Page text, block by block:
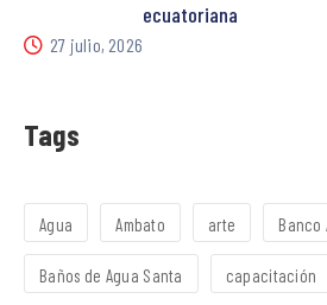
ecuatoriana
27 julio, 2026
Tags
Agua Ambato arte Banco
Baños de Agua Santa capacitación